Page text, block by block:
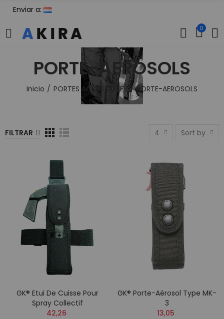
Enviar a:
0
PORTE-AEROSOLS
Inicio PORTES ACCESSOIRES PORTE-AEROSOLS
FILTRAR 4 Sort by
GK® Etui De Cuisse Pour
Spray Collectif
42,26
GK® Porte-Aérosol Type MK-
3
13,05